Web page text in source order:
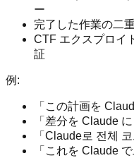
ー
完了した作業の二
CTF エクスプロイ
証
例:
「この計画を
「差分を Claude
「Claude로 전체
「これを Claude